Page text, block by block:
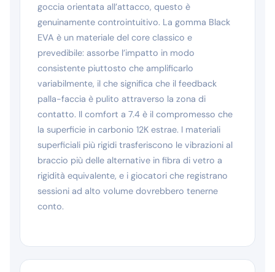
goccia orientata all’attacco, questo è
genuinamente controintuitivo. La gomma Black
EVA è un materiale del core classico e
prevedibile: assorbe l’impatto in modo
consistente piuttosto che amplificarlo
variabilmente, il che significa che il feedback
palla-faccia è pulito attraverso la zona di
contatto. Il comfort a 7.4 è il compromesso che
la superficie in carbonio 12K estrae. I materiali
superficiali più rigidi trasferiscono le vibrazioni al
braccio più delle alternative in fibra di vetro a
rigidità equivalente, e i giocatori che registrano
sessioni ad alto volume dovrebbero tenerne
conto.